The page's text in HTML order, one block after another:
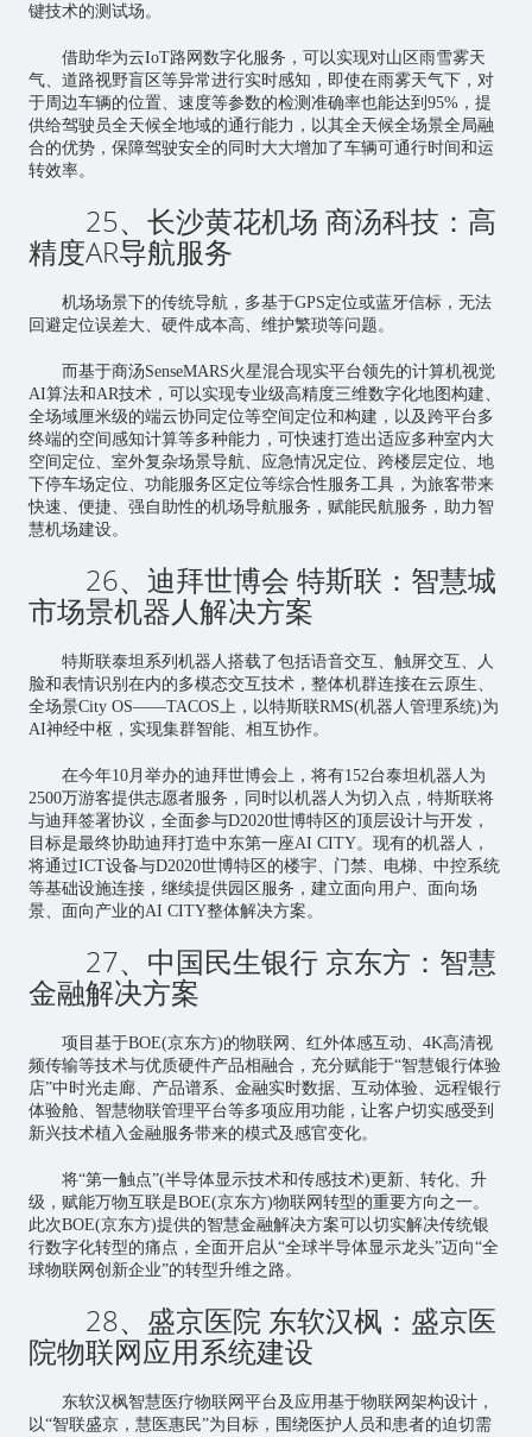
键技术的测试场。
借助华为云IoT路网数字化服务，可以实现对山区雨雪雾天
气、道路视野盲区等异常进行实时感知，即使在雨雾天气下，对
于周边车辆的位置、速度等参数的检测准确率也能达到95%，提
供给驾驶员全天候全地域的通行能力，以其全天候全场景全局融
合的优势，保障驾驶安全的同时大大增加了车辆可通行时间和运
转效率。
25、长沙黄花机场 商汤科技：高
精度AR导航服务
机场场景下的传统导航，多基于GPS定位或蓝牙信标，无法
回避定位误差大、硬件成本高、维护繁琐等问题。
而基于商汤SenseMARS火星混合现实平台领先的计算机视觉
AI算法和AR技术，可以实现专业级高精度三维数字化地图构建、
全场域厘米级的端云协同定位等空间定位和构建，以及跨平台多
终端的空间感知计算等多种能力，可快速打造出适应多种室内大
空间定位、室外复杂场景导航、应急情况定位、跨楼层定位、地
下停车场定位、功能服务区定位等综合性服务工具，为旅客带来
快速、便捷、强自助性的机场导航服务，赋能民航服务，助力智
慧机场建设。
26、迪拜世博会 特斯联： 智慧城
市场景机器人解决方案
特斯联泰坦系列机器人搭载了包括语音交互、触屏交互、人
脸和表情识别在内的多模态交互技术，整体机群连接在云原生、
全场景City OS——TACOS上，以特斯联RMS(机器人管理系统)为
AI神经中枢，实现集群智能、相互协作。
在今年10月举办的迪拜世博会上，将有152台泰坦机器人为
2500万游客提供志愿者服务，同时以机器人为切入点，特斯联将
与迪拜签署协议，全面参与D2020世博特区的顶层设计与开发，
目标是最终协助迪拜打造中东第一座AI CITY。现有的机器人，
将通过ICT设备与D2020世博特区的楼宇、门禁、电梯、中控系统
等基础设施连接，继续提供园区服务，建立面向用户、面向场
景、面向产业的AI CITY整体解决方案。
27、中国民生银行 京东方：智慧
金融解决方案
项目基于BOE(京东方)的物联网、红外体感互动、4K高清视
频传输等技术与优质硬件产品相融合，充分赋能于“智慧银行体验
店”中时光走廊、产品谱系、金融实时数据、互动体验、远程银行
体验舱、智慧物联管理平台等多项应用功能，让客户切实感受到
新兴技术植入金融服务带来的模式及感官变化。
将“第一触点”(半导体显示技术和传感技术)更新、转化、升
级，赋能万物互联是BOE(京东方)物联网转型的重要方向之一。
此次BOE(京东方)提供的智慧金融解决方案可以切实解决传统银
行数字化转型的痛点，全面开启从“全球半导体显示龙头”迈向“全
球物联网创新企业”的转型升维之路。
28、盛京医院 东软汉枫：盛京医
院物联网应用系统建设
东软汉枫智慧医疗物联网平台及应用基于物联网架构设计，
以“智联盛京，慧医惠民”为目标，围绕医护人员和患者的迫切需